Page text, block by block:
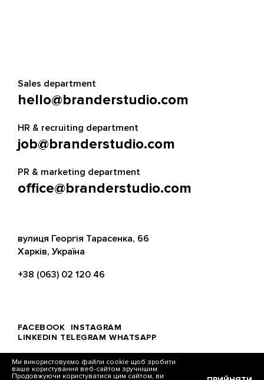
Ми використовуємо файли cookie щоб зробити
ваше користування веб-сайтом зручнішим.
Продовжуючи користуватися цим сайтом, ви
Sales department
hello@branderstudio.com
HR & recruiting department
job@branderstudio.com
PR & marketing department
office@branderstudio.com
вулиця Георгія Тарасенка, 66
Харків, Україна
+38 (063) 02 120 46
FACEBOOK
INSTAGRAM
LINKEDIN TELEGRAM WHATSAPP